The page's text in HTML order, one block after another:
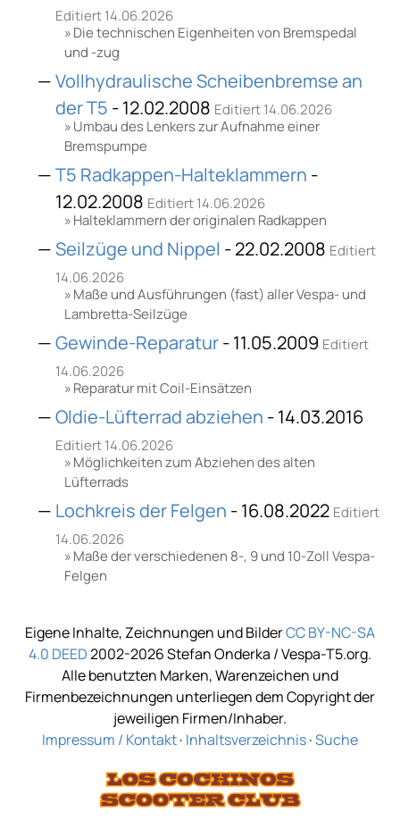
Editiert 14.06.2026
Die technischen Eigenheiten von Bremspedal
und -zug
Vollhydraulische Scheibenbremse an
der T5 - 12.02.2008 Editiert 14.06.2026
Umbau des Lenkers zur Aufnahme einer
Bremspumpe
T5 Radkappen-Halteklammern -
12.02.2008 Editiert 14.06.2026
Halteklammern der originalen Radkappen
Seilzüge und Nippel - 22.02.2008 Editiert
14.06.2026
Maße und Ausführungen (fast) aller Vespa- und
Lambretta-Seilzüge
Gewinde-Reparatur- 11.05.2009 Editiert
14.06.2026
Reparatur mit Coil-Einsätzen
Oldie-Lüfterrad abziehen - 14.03.2016
Editiert 14.06.2026
Möglichkeiten zum Abziehen des alten
Lüfterrads
Lochkreis der Felgen - 16.08.2022 Editiert
14.06.2026
Maße der verschiedenen 8-, 9 und 10-Zoll Vespa-
Felgen
Eigene Inhalte, Zeichnungen und BilderCC BY-NC-SA
4.0 DEED2002-2026 Stefan Onderka / Vespa-T5.org.
Alle benutzten Marken, Warenzeichen und
Firmenbezeichnungen unterliegen dem Copyright der
jeweiligen Firmen/Inhaber.
Impressum / Kontakt· Inhaltsverzeichnis·Suche